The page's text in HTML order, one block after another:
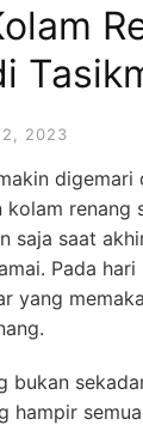
2, 2023
digemari
kolam renang
saja saat
Pada
yang
bukan
hampir